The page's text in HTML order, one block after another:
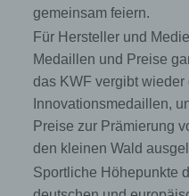
gemeinsam feiern.
Für Hersteller und
Medaillen und Preise
das KWF vergibt wieder
Innovationsmedaillen,
Preise zur Prämierung
den kleinen Wald
Sportliche Höhepunkte
Pseudonymisierung
welche die
Hinzuziehung
mehr einer
zugeordnet werden
zusätzlichen
aufbewahrt werden
organisatorischen
gewährleisten,
Daten nicht einer